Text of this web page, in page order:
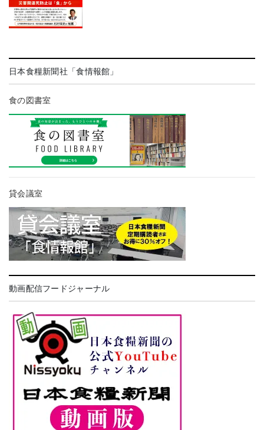
日本食糧新聞社「食情報館」
食の図書室
貸会議室
動画配信フードジャーナル